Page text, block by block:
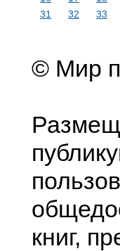
31
32 33
© Мир
книг,